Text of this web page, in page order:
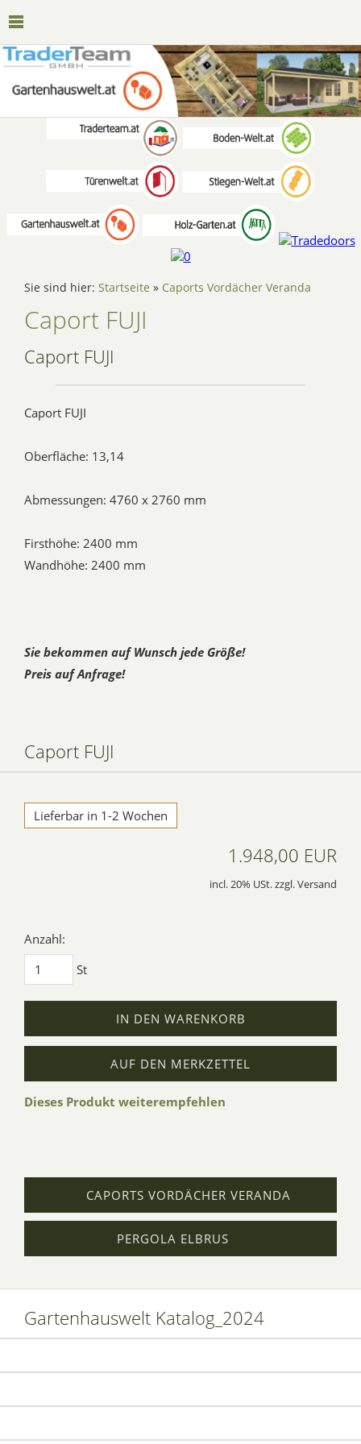
Sie sind hier: Startseite » Caports Vordächer Veranda
Caport FUJI
Caport FUJI
Caport FUJI
Oberfläche: 13,14
Abmessungen: 4760 x 2760 mm
Firsthöhe: 2400 mm
Wandhöhe: 2400 mm
Sie bekommen auf Wunsch jede Größe!
Preis auf Anfrage!
Caport FUJI
Lieferbar in 1-2 Wochen
1.948,00 EUR
incl. 20% USt. zzgl. Versand
Anzahl:
St
IN DEN WARENKORB
AUF DEN MERKZETTEL
Dieses Produkt weiterempfehlen
CAPORTS VORDÄCHER VERANDA
PERGOLA ELBRUS
Gartenhauswelt Katalog_2024